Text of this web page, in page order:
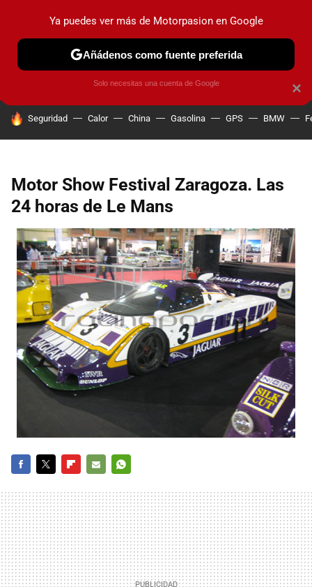
PRUEBAS COCHES ELÉCTRICOS OBSERVATORIO
HOY SE HABLA DE
Seguridad Calor China Gasolina GPS BMW
Motor Show Festival Zaragoza. Las
24 horas de Le Mans
MAIL
×
Ya puedes ver más de Motorpasion en Google
Añádenos como fuente preferida
Solo necesitas una cuenta de Google